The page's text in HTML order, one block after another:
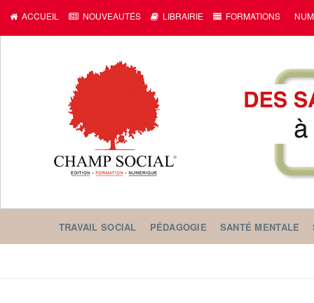
ACCUEIL NOUVEAUTÉS LIBRAIRIE FORMATIONS
TRAVAIL SOCIAL PÉDAGOGIE SANTÉ MENTALE